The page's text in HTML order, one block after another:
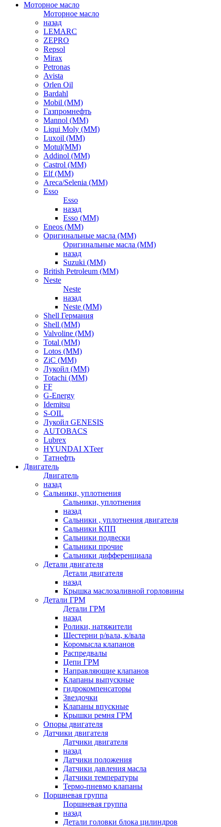
Моторное масло
Моторное масло
назад
LEMARC
ZEPRO
Repsol
Mirax
Petronas
Avista
Orlen Oil
Bardahl
Mobil (ММ)
Газпромнефть
Mannol (ММ)
Liqui Moly (ММ)
Luxoil (ММ)
Motul(ММ)
Addinol (ММ)
Castrol (ММ)
Elf (ММ)
Areca/Selenia (ММ)
Esso
Esso
назад
Esso (ММ)
Eneos (ММ)
Оригинальные масла (ММ)
Оригинальные масла (ММ)
назад
Suzuki (ММ)
British Petroleum (ММ)
Neste
Neste
назад
Neste (ММ)
Shell Германия
Shell (ММ)
Valvoline (ММ)
Total (ММ)
Lotos (ММ)
ZiC (ММ)
Лукойл (ММ)
Totachi (MM)
FF
G-Energy
Idemitsu
S-OIL
Лукойл GENESIS
AUTOBACS
Lubrex
HYUNDAI XTeer
Татнефть
Двигатель
Двигатель
назад
Сальники, уплотнения
Сальники, уплотнения
назад
Сальники , уплотнения двигателя
Сальники КПП
Сальники подвески
Сальники прочие
Сальники дифференциала
Детали двигателя
Детали двигателя
назад
Крышка маслозаливной горловины
Детали ГРМ
Детали ГРМ
назад
Ролики, натяжители
Шестерни р/вала, к/вала
Коромысла клапанов
Распредвалы
Цепи ГРМ
Направляющие клапанов
Клапаны выпускные
гидрокомпенсаторы
Звездочки
Клапаны впускные
Крышки ремня ГРМ
Опоры двигателя
Датчики двигателя
Датчики двигателя
назад
Датчики положения
Датчики давления масла
Датчики температуры
Термо-пневмо клапаны
Поршневая группа
Поршневая группа
назад
Детали головки блока цилиндров